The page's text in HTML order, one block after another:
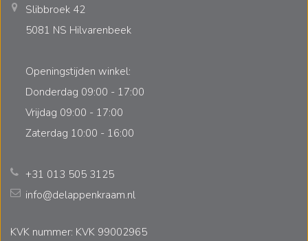
Slibbroek 42
5081 NS Hilvarenbeek
Openingstijden winkel:
Donderdag 09:00 - 17:00
Vrijdag 09:00 - 17:00
Zaterdag 10:00 - 16:00
+31 013 505 3125
info@delappenkraam.nl
KVK nummer: KVK 99002965